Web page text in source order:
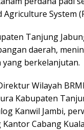
System
Tanjung
daerah,
berkelanjutan.
Wilayah
Kabupaten
Kanwil Jambi,
Cabang